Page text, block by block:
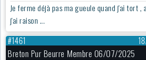
Je ferme déjà pas ma gueule quand j'ai tort ,
j'ai raison ...
#1461
Breton Pur Beurre Membre 06/07/2025